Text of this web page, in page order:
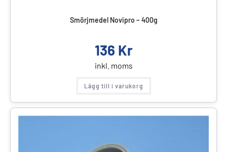
Smörjmedel Novipro – 400g
136 Kr
inkl. moms
Lägg till i varukorg